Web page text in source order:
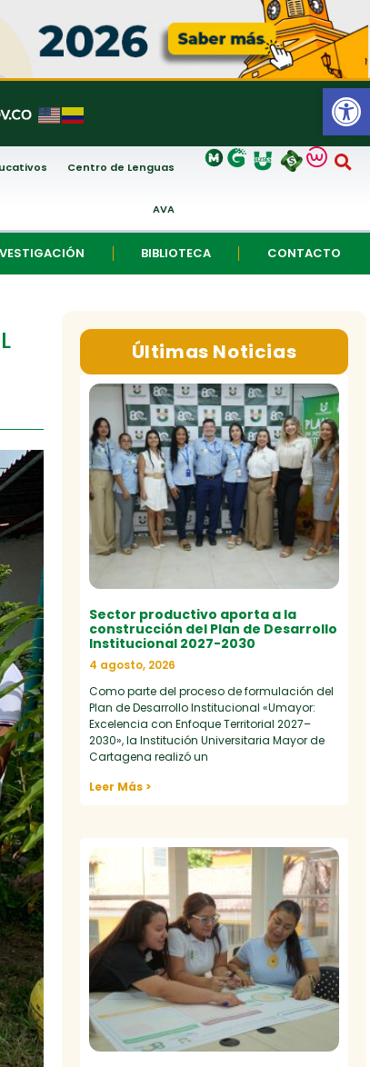
Abrir
Centro de Lenguas
AVA
BIBLIOTECA CONTACTO
Últimas Noticias
Sector productivo aporta a la
construcción del Plan de Desarrollo
Institucional 2027-2030
4 agosto, 2026
Como parte del proceso de formulación del
Plan de Desarrollo Institucional «Umayor:
Excelencia con Enfoque Territorial 2027–
2030», la Institución Universitaria Mayor de
Cartagena realizó un
Leer Más >